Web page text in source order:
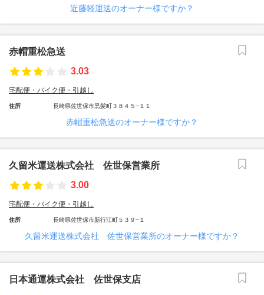
近藤軽運送のオーナー様ですか？
赤帽重松急送
3.03
宅配便・バイク便・引越し
住所 長崎県佐世保市黒髪町３８４５−１１
赤帽重松急送のオーナー様ですか？
久留米運送株式会社 佐世保営業所
3.00
宅配便・バイク便・引越し
住所 長崎県佐世保市新行江町５３９−１
久留米運送株式会社 佐世保営業所のオーナー様ですか？
日本通運株式会社 佐世保支店